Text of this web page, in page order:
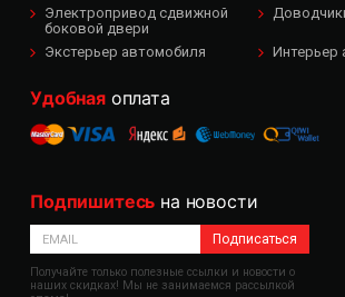
Электропривод сдвижной
боковой двери
Экстерьер автомобиля Интерьер
Удобнаяоплата
Подпишитесь на новости
Подписаться
Получайте только полезные ссылки и новости о
наших скидках! Мы не занимаемся рассылкой